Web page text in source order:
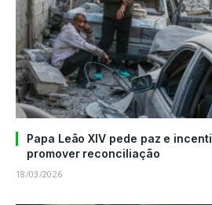
Papa Leão XIV pede paz e
promover reconciliação
18/03/2026